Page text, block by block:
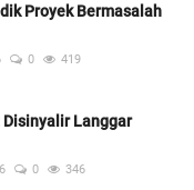
Proyek Bermasalah
0 419
Langgar
0 346